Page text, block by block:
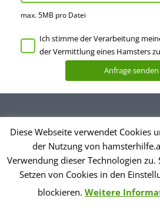
max. 5MB pro Datei
Ich stimme der Verarbeitung
der Vermittlung eines Hamsters
Impressum
© Hamsterhilfe
Diese Webseite verwendet Cookies
der Nutzung von
Verwendung dieser Technologien zu.
Setzen von Cookies in den
blockieren. Weitere